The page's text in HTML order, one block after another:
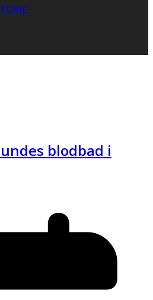
blodbad i